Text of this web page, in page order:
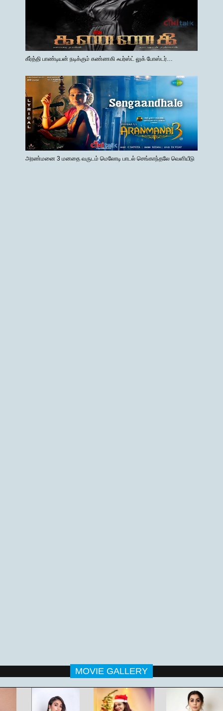
கீர்த்தி பாண்டியன் நடிக்கும் கண்ணகி ஃபர்ஸ்ட் லுக் போஸ்டர்…
அரண்மனை 3 மனதை வருடம் மெலோடி பாடல் செங்காந்தலே வெளியீடு
MOVIE GALLERY